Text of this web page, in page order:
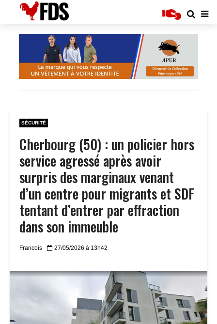
SÉCURITÉ
Cherbourg (50) : un policier hors
service agressé après avoir
surpris des marginaux venant
d’un centre pour migrants et SDF
tentant d’entrer par effraction
dans son immeuble
Francois 27/05/2026 à 13h42